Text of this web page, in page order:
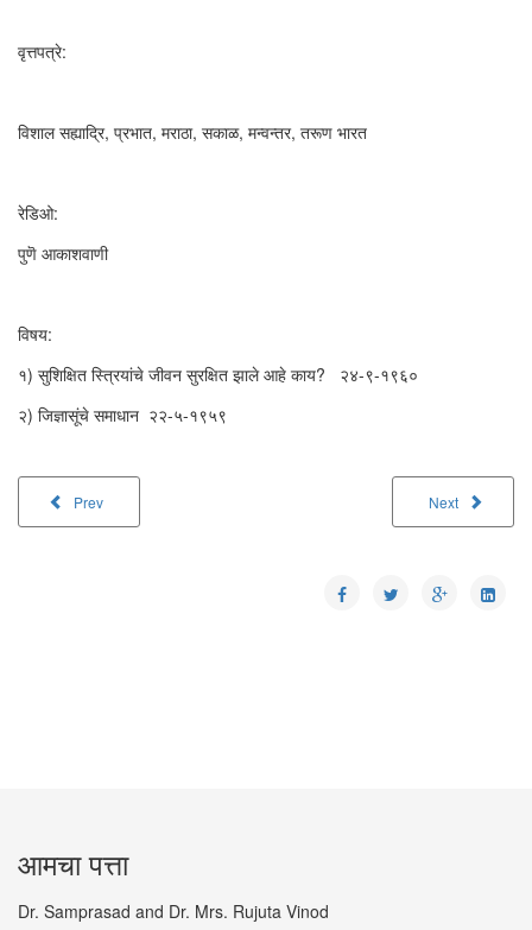
वृत्तपत्रे:
विशाल सह्याद्रि, प्रभात, मराठा, सकाळ, मन्वन्तर, तरूण भारत
रेडिओ:
पुणॆ आकाशवाणी
विषय:
१) सुशिक्षित स्त्रियांचे जीवन सुरक्षित झाले आहे काय? २४-९-१९६०
२) जिज्ञासूंचे समाधान २२-५-१९५९
Prev Next
आमचा पत्ता
Dr. Samprasad and Dr. Mrs. Rujuta Vinod